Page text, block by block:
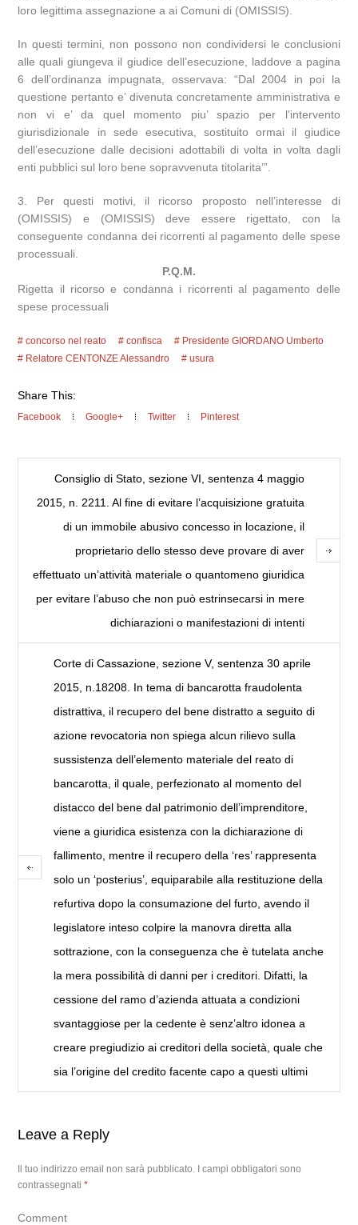
loro legittima assegnazione a ai Comuni di (OMISSIS).
In questi termini, non possono non condividersi le conclusioni
alle quali giungeva il giudice dell’esecuzione, laddove a pagina
6 dell’ordinanza impugnata, osservava: “Dal 2004 in poi la
questione pertanto e’ divenuta concretamente amministrativa e
non vi e’ da quel momento piu’ spazio per l’intervento
giurisdizionale in sede esecutiva, sostituito ormai il giudice
dell’esecuzione dalle decisioni adottabili di volta in volta dagli
enti pubblici sul loro bene sopravvenuta titolarita’”.
3. Per questi motivi, il ricorso proposto nell’interesse di
(OMISSIS) e (OMISSIS) deve essere rigettato, con la
conseguente condanna dei ricorrenti al pagamento delle spese
processuali.
P.Q.M.
Rigetta il ricorso e condanna i ricorrenti al pagamento delle
spese processuali
concorso nel reato confisca
Presidente GIORDANO Umberto
Relatore CENTONZE Alessandro
usura
Share This:
Facebook Google+ Twitter Pinterest
Consiglio di Stato, sezione VI, sentenza 4 maggio
2015, n. 2211. Al fine di evitare l’acquisizione gratuita
di un immobile abusivo concesso in locazione, il
proprietario dello stesso deve provare di aver
effettuato un’attività materiale o quantomeno giuridica
per evitare l’abuso che non può estrinsecarsi in mere
dichiarazioni o manifestazioni di intenti
Corte di Cassazione, sezione V, sentenza 30 aprile
2015, n.18208. In tema di bancarotta fraudolenta
distrattiva, il recupero del bene distratto a seguito di
azione revocatoria non spiega alcun rilievo sulla
sussistenza dell’elemento materiale del reato di
bancarotta, il quale, perfezionato al momento del
distacco del bene dal patrimonio dell’imprenditore,
viene a giuridica esistenza con la dichiarazione di
fallimento, mentre il recupero della ‘res’ rappresenta
solo un ‘posterius’, equiparabile alla restituzione della
refurtiva dopo la consumazione del furto, avendo il
legislatore inteso colpire la manovra diretta alla
sottrazione, con la conseguenza che è tutelata anche
la mera possibilità di danni per i creditori. Difatti, la
cessione del ramo d’azienda attuata a condizioni
svantaggiose per la cedente è senz’altro idonea a
creare pregiudizio ai creditori della società, quale che
sia l’origine del credito facente capo a questi ultimi
Leave a Reply
Il tuo indirizzo email non sarà pubblicato.
I campi obbligatori sono
contrassegnati*
Comment